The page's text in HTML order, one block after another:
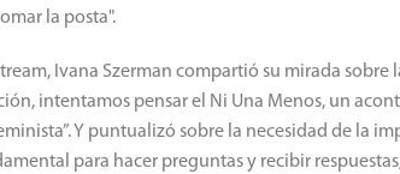
la posta".
Ivana Szerman compartió su mirada
intentamos pensar el Ni Una Menos, un
Y puntualizó sobre la necesidad de la
para hacer preguntas y recibir